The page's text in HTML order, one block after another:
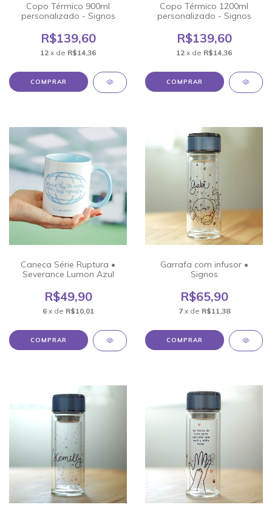
Copo Térmico 900ml
personalizado - Signos
R$139,60
12 x de R$14,36
Copo Térmico 1200ml
personalizado - Signos
R$139,60
12 x de R$14,36
Caneca Série Ruptura •
Severance Lumon Azul
R$49,90
6 x de R$10,01
Garrafa com infusor •
Signos
R$65,90
7 x de R$11,38